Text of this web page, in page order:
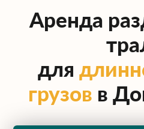
Аренда
для
грузов в